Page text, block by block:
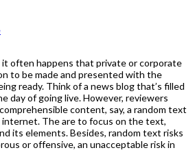
often happens that private or corporate
to be made and presented with the
ready. Think of a news blog that’s filled
day of going live. However, reviewers
content, say, a random text
The are to focus on the text,
its elements. Besides, random text risks
or offensive, an unacceptable risk in